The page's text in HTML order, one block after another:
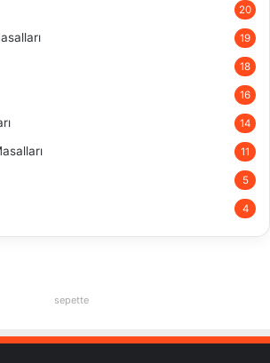
20
19
18
16
14
11
5
4
sepette